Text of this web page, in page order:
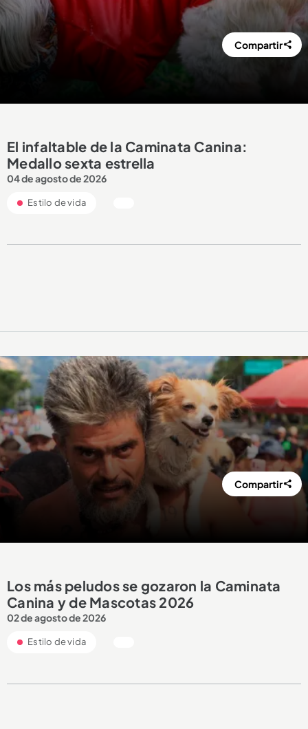
Compartir
El infaltable de la Caminata Canina:
Medallo sexta estrella
04 de agosto de 2026
Estilo de vida
Compartir
Los más peludos se gozaron la Caminata
Canina y de Mascotas 2026
02 de agosto de 2026
Estilo de vida